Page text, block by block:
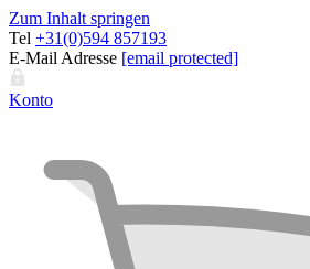
Zum Inhalt springen
Tel +31(0)594 857193
E-Mail Adresse [email protected]
Konto